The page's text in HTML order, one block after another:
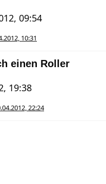
09:54
10:31
einen Roller
19:38
22:24